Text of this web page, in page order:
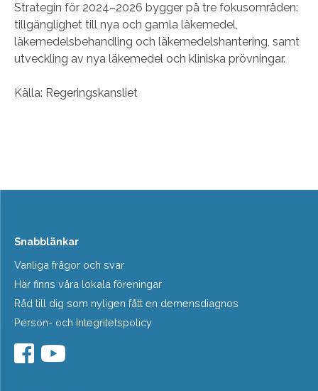
Strategin för 2024–2026 bygger på tre fokusområden:
tillgänglighet till nya och gamla läkemedel,
läkemedelsbehandling och läkemedelshantering, samt
utveckling av nya läkemedel och kliniska prövningar.
Källa: Regeringskansliet
Snabblänkar
Vanliga frågor och svar
Här finns våra lokala föreningar
Råd till dig som nyligen fått en demensdiagnos
Person- och Integritetspolicy